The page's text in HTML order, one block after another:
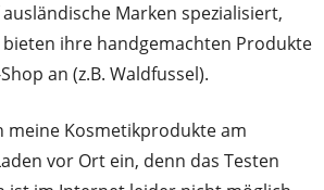
Marken spezialisiert,
ihre handgemachten Produkte
an (z.B. Waldfussel).
meine Kosmetikprodukte am
vor Ort ein, denn das Testen